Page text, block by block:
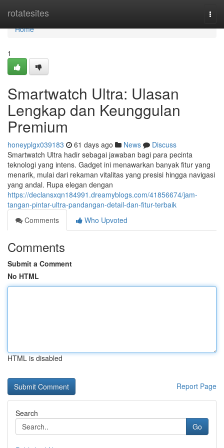
rotatesites
Home
Home
1
Smartwatch Ultra: Ulasan
Lengkap dan Keunggulan
Premium
honeyplgx039183 61 days ago News
Discuss
Smartwatch Ultra hadir sebagai jawaban bagi para pecinta
teknologi yang intens. Gadget ini menawarkan banyak fitur yang
menarik, mulai dari rekaman vitalitas yang presisi hingga navigasi
yang andal. Rupa elegan dengan
https://declansxqn184991.dreamyblogs.com/41856674/jam-
tangan-pintar-ultra-pandangan-detail-dan-fitur-terbaik
Comments
Who Upvoted
Comments
Submit a Comment
No HTML
HTML is disabled
Report Page
Search
Go